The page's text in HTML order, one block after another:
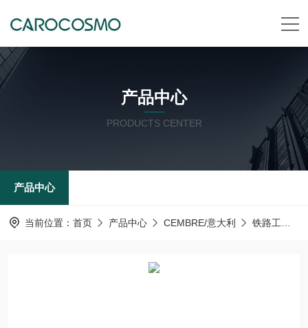
产品中心
PRODUCTS CENTER
产品中心
当前位置： 首页 产品中心 CEMBRE/意大利 铁路工具